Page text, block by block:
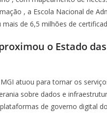
, a Escola Nacional de
mais de 6,5 milhões de
o Estado das
atuou paratornar os
sobre dados e
plataformas de governo digital do